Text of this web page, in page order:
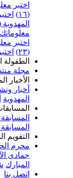
معلوماتك المهدوية
اختبر معلوماتك
اختبر
المهدوية (٢٠)
معلوماتك المهدوية
اختبر معلوماتك
المهدوية
منتظَر
القصص
المهدوية
ونشاطات المركز
أخبار
المهدوية
الأولى
الرابعة
المهدوي
الحرام
صفر
رجب
شوال المكرّم